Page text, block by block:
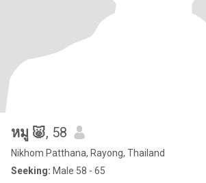
หมู 🐷, 58
Nikhom Patthana, Rayong, Thailand
Seeking: Male 58 - 65